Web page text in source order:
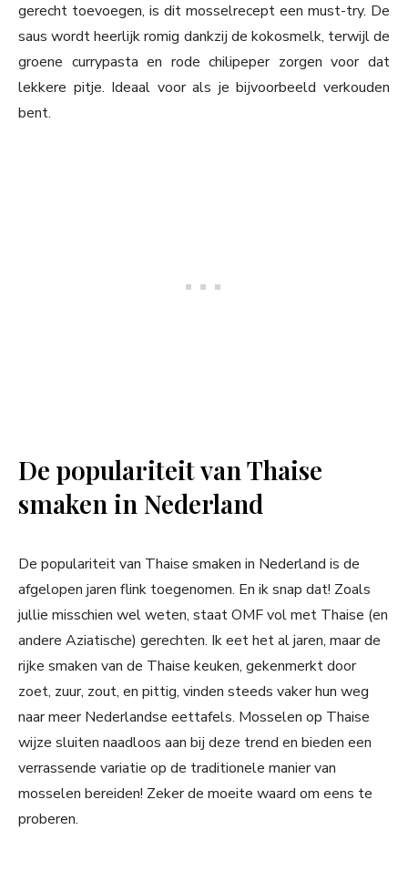
gerecht toevoegen, is dit mosselrecept een must-try. De
saus wordt heerlijk romig dankzij de kokosmelk, terwijl de
groene currypasta en rode chilipeper zorgen voor dat
lekkere pitje. Ideaal voor als je bijvoorbeeld verkouden
bent.
De populariteit van Thaise
smaken in Nederland
De populariteit van Thaise smaken in Nederland is de
afgelopen jaren flink toegenomen. En ik snap dat! Zoals
jullie misschien wel weten, staat OMF vol met Thaise (en
andere Aziatische) gerechten. Ik eet het al jaren, maar de
rijke smaken van de Thaise keuken, gekenmerkt door
zoet, zuur, zout, en pittig, vinden steeds vaker hun weg
naar meer Nederlandse eettafels. Mosselen op Thaise
wijze sluiten naadloos aan bij deze trend en bieden een
verrassende variatie op de traditionele manier van
mosselen bereiden! Zeker de moeite waard om eens te
proberen.